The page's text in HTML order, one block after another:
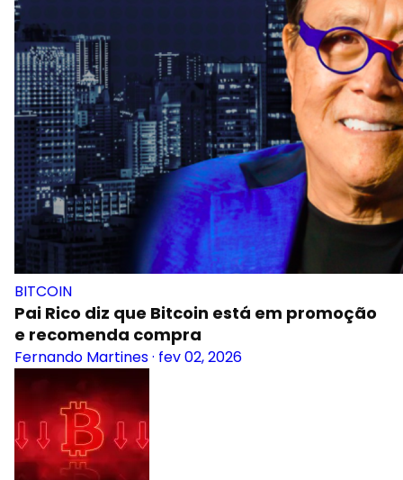
BITCOIN
Pai Rico diz que Bitcoin está em promoção
e recomenda compra
Fernando Martines· fev 02, 2026